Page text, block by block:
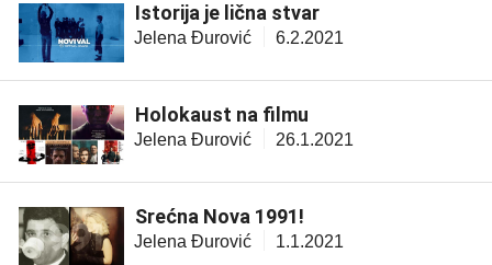
Istorija je lična stvar
Jelena Đurović 6.2.2021
Holokaust na filmu
Jelena Đurović 26.1.2021
Srećna Nova 1991!
Jelena Đurović 1.1.2021